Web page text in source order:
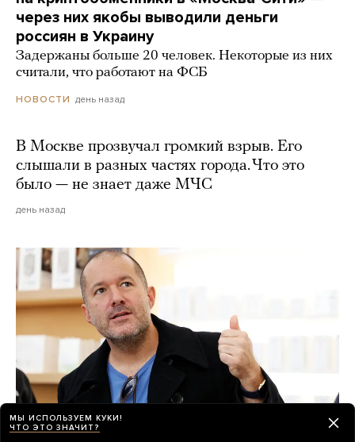
через них якобы выводили деньги
россиян в Украину
Задержаны больше 20 человек. Некоторые из них
считали, что работают на ФСБ
НОВОСТИ день назад
В Москве прозвучал громкий взрыв. Его
слышали в разных частях города. Что это
было — не знает даже МЧС
день назад
МЫ ИСПОЛЬЗУЕМ КУКИ!
ЧТО ЭТО ЗНАЧИТ?